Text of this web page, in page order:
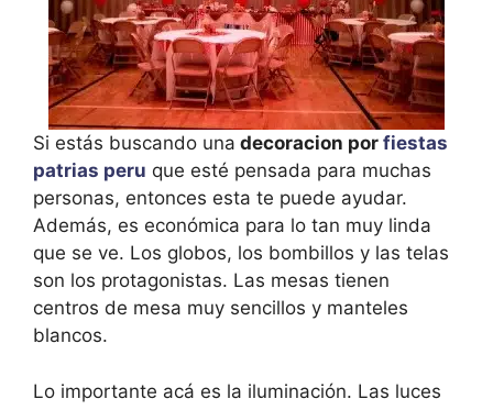
Si estás buscando una decoracion por fiestas
patrias peru que esté pensada para muchas
personas, entonces esta te puede ayudar.
Además, es económica para lo tan muy linda
que se ve. Los globos, los bombillos y las telas
son los protagonistas. Las mesas tienen
centros de mesa muy sencillos y manteles
blancos.
Lo importante acá es la iluminación. Las luces